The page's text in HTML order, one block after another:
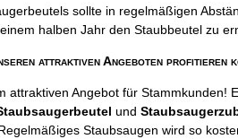
sollte in regelmäßigen
halben Jahr den Staubbeutel zu
attraktiven Angeboten profitieren
attraktiven Angebot für Stammkunden!
und
Staubsaugen wird so